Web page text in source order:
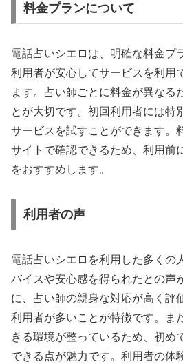
料金プランについて
電話占いシエロは、明確な料金プ
利用者が安心してサービスを利用
ます。占い師ごとに料金が異なる
とが大切です。初回利用者には特
サービスを試すことができます。
サイトで確認できるため、利用前
をおすすめします。
利用者の声
電話占いシエロを利用した多くの
バイスや安心感を得られたとの声
に、占い師の親身な対応が高く評
利用者が多いことが特徴です。ま
きる環境が整っているため、初め
できる点が魅力です。利用者の体